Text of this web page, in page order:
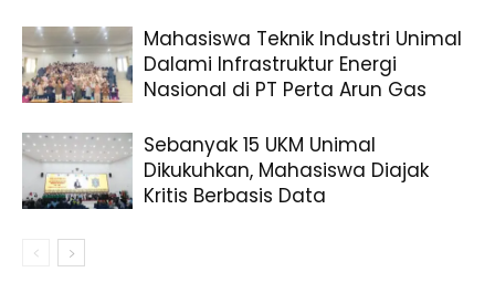
Mahasiswa Teknik Industri Unimal
Dalami Infrastruktur Energi
Nasional di PT Perta Arun Gas
Sebanyak 15 UKM Unimal
Dikukuhkan, Mahasiswa Diajak
Kritis Berbasis Data